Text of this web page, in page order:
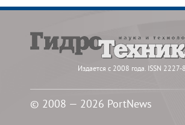
Издается с 2008 года. ISSN
© 2008 — 2026 PortNews